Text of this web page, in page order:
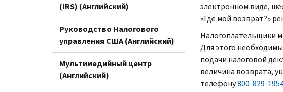
(IRS) (Английский)
Руководство Налогового
управления США (Английский)
Мультимедийный центр
(Английский)
электронном виде,
«Где мой возврат?»
Налогоплательщики
Для этого
подачи налоговой
величина возврата,
телефону800-829-